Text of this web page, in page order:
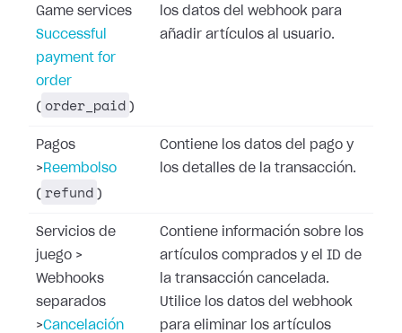
Game services
Successful
payment for
order
( order_paid )
los datos del webhook para
añadir artículos al usuario.
Pagos
> Reembolso
( refund )
Contiene los datos del pago y
los detalles de la transacción.
Servicios de
juego >
Webhooks
separados
>Cancelación
Contiene información sobre los
artículos comprados y el ID de
la transacción cancelada.
Utilice los datos del webhook
para eliminar los artículos